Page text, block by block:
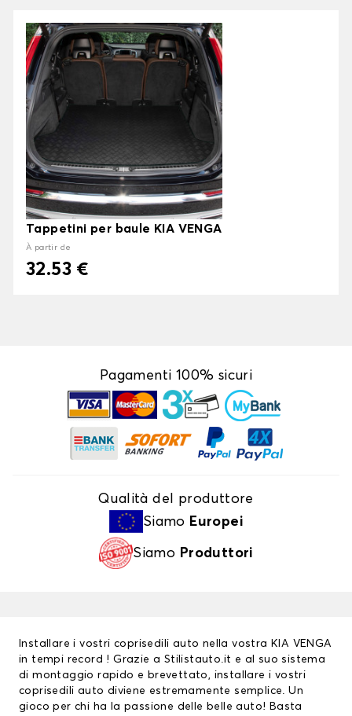
Tappetini per baule KIA VENGA
À partir de
32.53 €
Pagamenti 100% sicuri
Qualità del produttore
Siamo Europei
Siamo Produttori
Installare i vostri coprisedili auto nella vostra KIA VENGA
in tempi record ! Grazie a Stilistauto.it e al suo sistema
di montaggio rapido e brevettato, installare i vostri
coprisedili auto diviene estremamente semplice. Un
gioco per chi ha la passione delle belle auto! Basta